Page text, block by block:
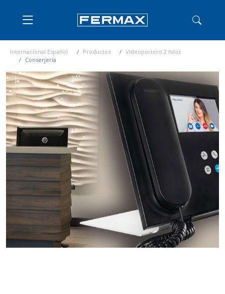
Internacional Español Productos
Videoportero 2 hilos
Conserjería